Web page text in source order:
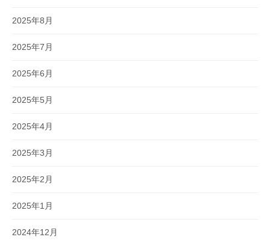
2025年8月
2025年7月
2025年6月
2025年5月
2025年4月
2025年3月
2025年2月
2025年1月
2024年12月